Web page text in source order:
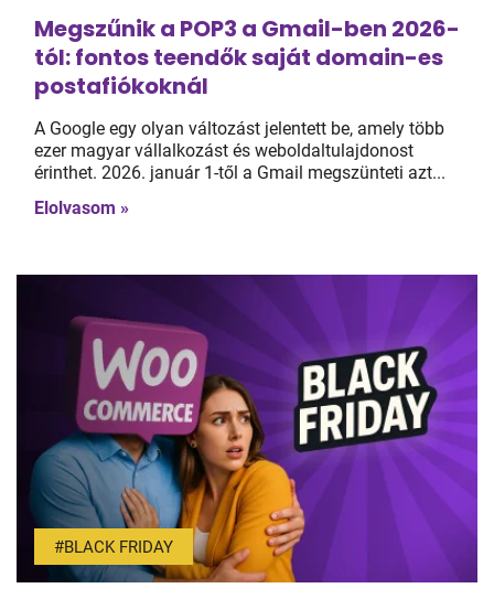
Megszűnik a POP3 a Gmail-ben 2026-
tól: fontos teendők saját domain-es
postafiókoknál
A Google egy olyan változást jelentett be, amely több
ezer magyar vállalkozást és weboldaltulajdonost
érinthet. 2026. január 1-től a Gmail megszünteti azt...
Elolvasom »
#BLACK FRIDAY